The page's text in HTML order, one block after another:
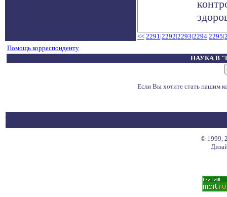
<< 2291|2292|2293|2294|2295|
Помощь корреспонденту
НАУКА В
Если Вы хотите стать нашим
© 1999,